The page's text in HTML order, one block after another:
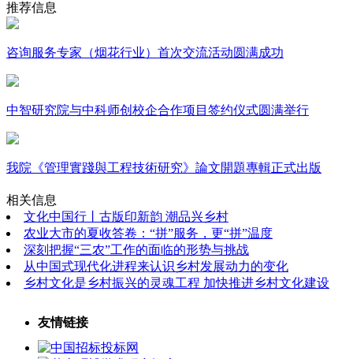
推荐信息
咨询服务专家（烟花行业）首次交流活动圆满成功
中智研究院与中科师创校企合作项目签约仪式圆满举行
我院《管理實踐與工程技術研究》論文開題專輯正式出版
相关信息
文化中国行丨古版印新韵 潮品兴乡村
农业大市的夏收答卷：“拼”服务，更“拼”温度
深刻把握“三农”工作的面临的形势与挑战
从中国式现代化进程来认识乡村发展动力的变化
乡村文化是乡村振兴的灵魂工程 加快推进乡村文化建设
友情链接